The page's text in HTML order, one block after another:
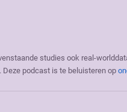
studies ook real-
podcast is te beluisteren op